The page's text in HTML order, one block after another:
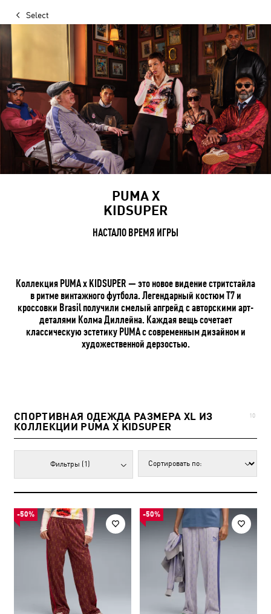
Select
PUMA X
KIDSUPER
НАСТАЛО ВРЕМЯ ИГРЫ
Коллекция PUMA x KIDSUPER — это новое видение стритстайла
в ритме винтажного футбола. Легендарный костюм T7 и
кроссовки Brasil получили смелый апгрейд с авторскими арт-
деталями Колма Диллейна. Каждая вещь сочетает
классическую эстетику PUMA с современным дизайном и
художественной дерзостью.
СПОРТИВНАЯ ОДЕЖДА РАЗМЕРА XL ИЗ
КОЛЛЕКЦИИ PUMA X KIDSUPER
10
Фильтры (1)
-50% -50%